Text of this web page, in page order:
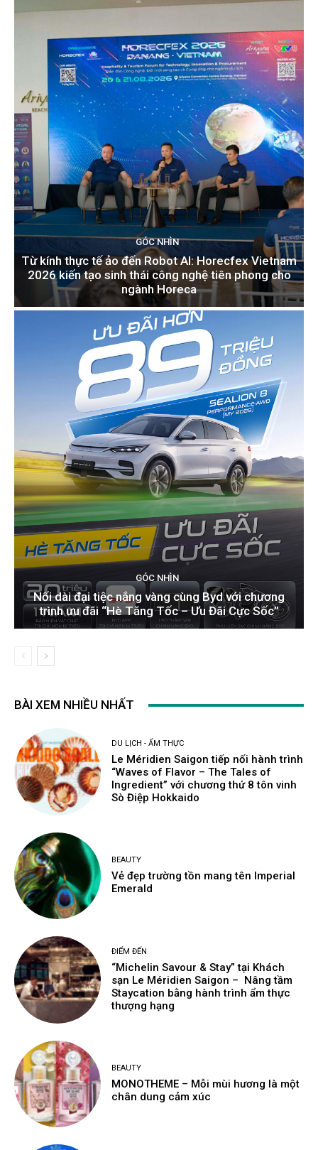
GÓC NHÌN
Từ kính thực tế ảo đến Robot AI: Horecfex Vietnam
2026 kiến tạo sinh thái công nghệ tiên phong cho
ngành Horeca
GÓC NHÌN
Nối dài đại tiệc nắng vàng cùng Byd với chương
trình ưu đãi “Hè Tăng Tốc – Ưu Đãi Cực Sốc”
BÀI XEM NHIỀU NHẤT
DU LỊCH - ẨM THỰC
Le Méridien Saigon tiếp nối hành trình
“Waves of Flavor – The Tales of
Ingredient” với chương thứ 8 tôn vinh
Sò Điệp Hokkaido
BEAUTY
Vẻ đẹp trường tồn mang tên Imperial
Emerald
ĐIỂM ĐẾN
“Michelin Savour & Stay” tại Khách
sạn Le Méridien Saigon – Nâng tầm
Staycation bằng hành trình ẩm thực
thượng hạng
BEAUTY
MONOTHEME – Mỗi mùi hương là một
chân dung cảm xúc